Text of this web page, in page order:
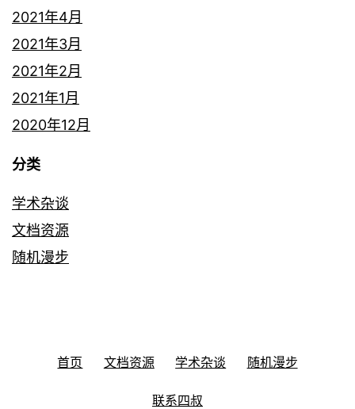
2021年4月
2021年3月
2021年2月
2021年1月
2020年12月
分类
学术杂谈
文档资源
随机漫步
首页 文档资源 学术杂谈 随机漫步
联系四叔